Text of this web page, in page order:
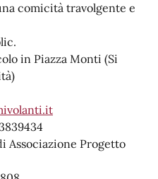
comicità travolgente e
in Piazza Monti (Si
Associazione Progetto